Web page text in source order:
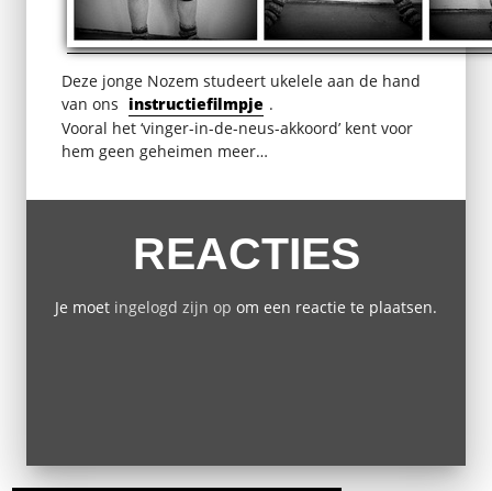
Deze jonge Nozem studeert ukelele aan de hand
van ons instructiefilmpje .
Vooral het ‘vinger-in-de-neus-akkoord’ kent voor
hem geen geheimen meer…
REACTIES
Je moet ingelogd zijn op om een reactie te plaatsen.